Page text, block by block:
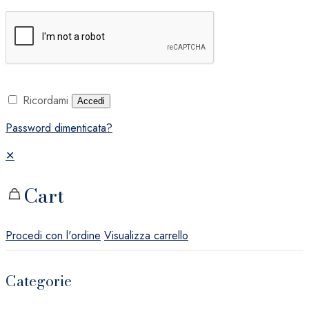
Ricordami Accedi
Password dimenticata?
✕
Cart
Procedi con l'ordine Visualizza carrello
Categorie